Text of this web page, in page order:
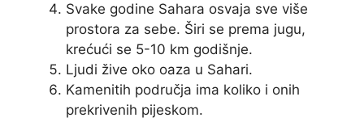
Svake godine Sahara osvaja sve više
prostora za sebe. Širi se prema jugu,
krećući se 5-10 km godišnje.
Ljudi žive oko oaza u Sahari.
Kamenitih područja ima koliko i onih
prekrivenih pijeskom.